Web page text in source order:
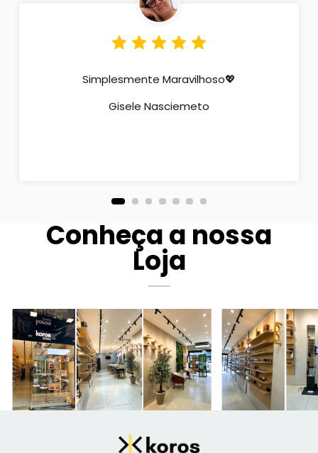
Simplesmente Maravilhoso💖
Gisele Nasciemeto
Conheça a nossa
Loja